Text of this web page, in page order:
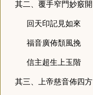
其二、覆手窄門妙竅開
回天印記見如來
福音廣佈頹風挽
信主超生上玉階
其三、上帝慈音佈四方